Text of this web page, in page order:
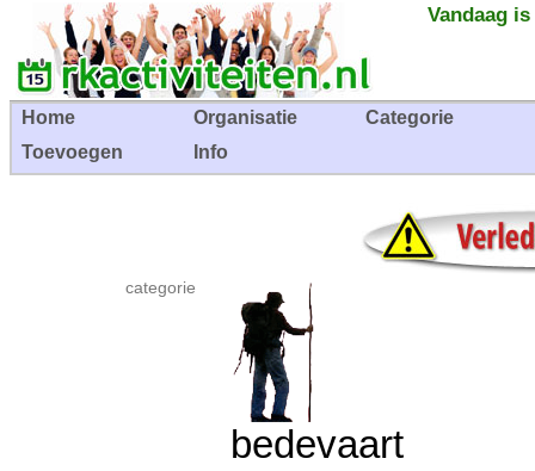
Vandaag
Home Organisatie
Categorie
Toevoegen
Info
categorie
bedevaart